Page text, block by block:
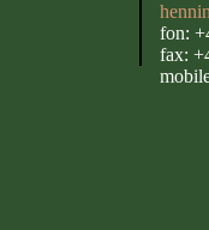
fon:
fax: